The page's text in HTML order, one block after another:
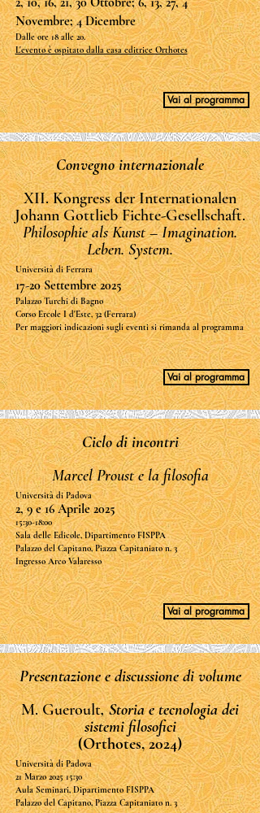
Novembre; 4 Dicembre
Dalle ore 18 alle 20.
L'evento è ospitato dalla casa editrice Orthotes
Vai al programma
Convegno internazionale
XII. Kongress der Internationalen
Johann Gottlieb Fichte-Gesellschaft.
Philosophie als Kunst – Imagination.
Leben. System.
Università di Ferrara
17-20 Settembre 2025
Palazzo Turchi di Bagno
Corso Ercole I d'Este, 32 (Ferrara)
Per maggiori indicazioni sugli eventi si rimanda al programma
Vai al programma
Ciclo di incontri
Marcel Proust e la filosofia
Università di Padova
2, 9 e 16 Aprile 2025
15:30-18:00
Sala delle Edicole, Dipartimento FISPPA
Palazzo del Capitano, Piazza Capitaniato n. 3
​Ingresso Arco Valaresso
Vai al programma
Presentazione e discussione di volume
M. Gueroult, Storia e tecnologia dei
sistemi filosofici
(Orthotes, 2024)
Università di Padova
21 Marzo 2025 15:30
Aula Seminari, Dipartimento FISPPA
Palazzo del Capitano, Piazza Capitaniato n. 3